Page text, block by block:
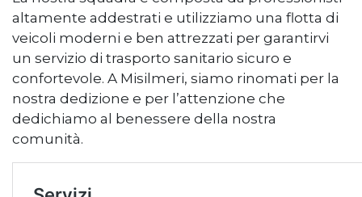
altamente addestrati e utilizziamo una flotta di
veicoli moderni e ben attrezzati per garantirvi
un servizio di trasporto sanitario sicuro e
confortevole. A Misilmeri, siamo rinomati per la
nostra dedizione e per l’attenzione che
dedichiamo al benessere della nostra
comunità.